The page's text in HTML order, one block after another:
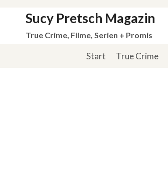
springen
Sucy Pretsch Magazin
True Crime, Filme, Serien + Promis
Start True Crime